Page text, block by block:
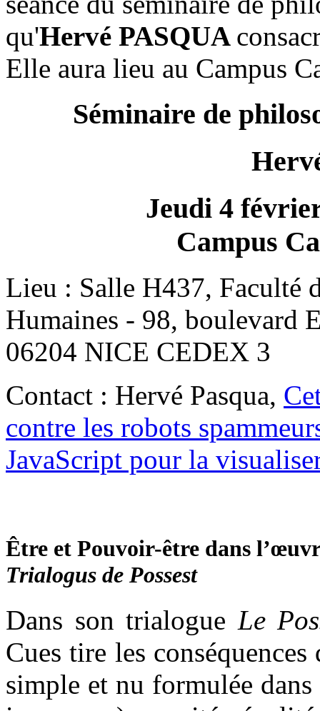
qu'Hervé PASQUA
Elle aura lieu au Campus
Séminaire de
Jeudi 4
Campus
Lieu : Salle H437, Faculté
Humaines - 98, boulevard
06204 NICE CEDEX 3
Contact : Hervé Pasqua,
contre les robots
JavaScript pour la
Être et Pouvoir-être dans
Trialogus de Possest
Dans son trialogue Le
Cues tire les
simple et nu formulée